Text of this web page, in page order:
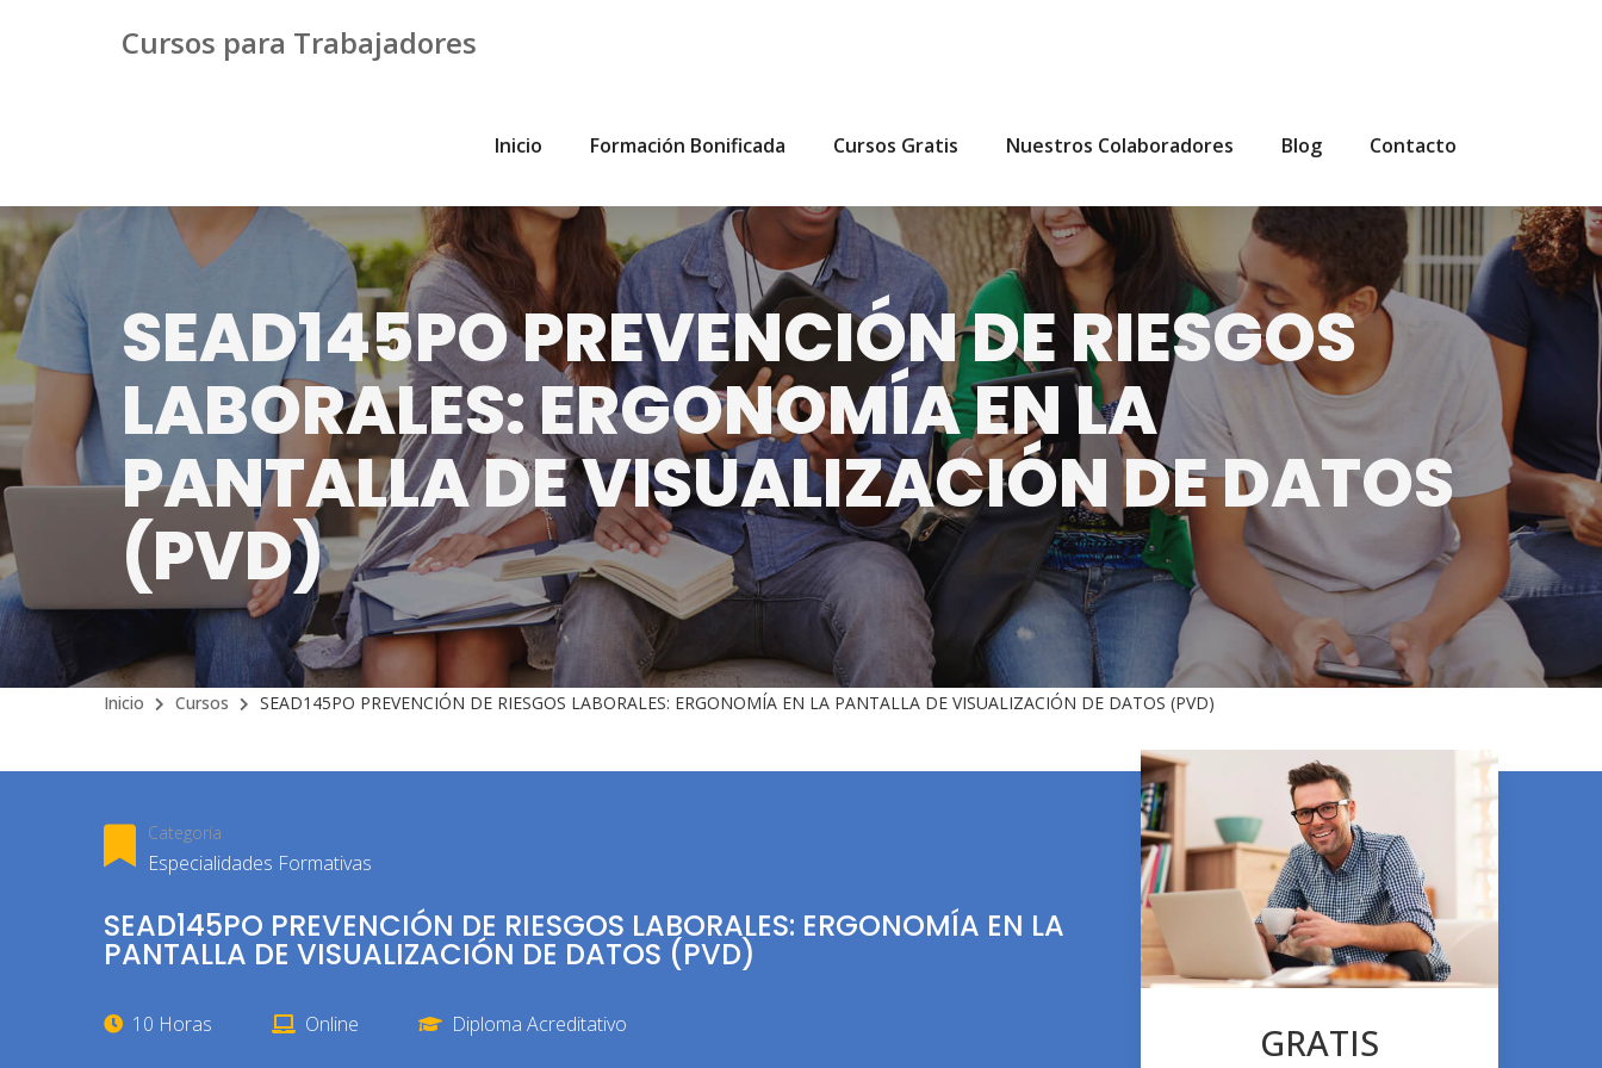
Cursos para Trabajadores
Inicio Formación Bonificada Cursos Gratis Nuestros Colaboradores Blog Contacto
SEAD145PO PREVENCIÓN DE RIESGOS
LABORALES: ERGONOMÍA EN LA
PANTALLA DE VISUALIZACIÓN DE DATOS
(PVD)
Inicio Cursos SEAD145PO PREVENCIÓN DE RIESGOS LABORALES: ERGONOMÍA EN LA PANTALLA DE VISUALIZACIÓN DE DATOS (PVD)
Categoría
Especialidades Formativas
SEAD145PO PREVENCIÓN DE RIESGOS LABORALES: ERGONOMÍA EN LA
PANTALLA DE VISUALIZACIÓN DE DATOS (PVD)
10 Horas Online Diploma Acreditativo GRATIS